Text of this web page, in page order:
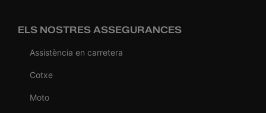
ELS NOSTRES ASSEGURANCES
Assistència en carretera
Cotxe
Moto